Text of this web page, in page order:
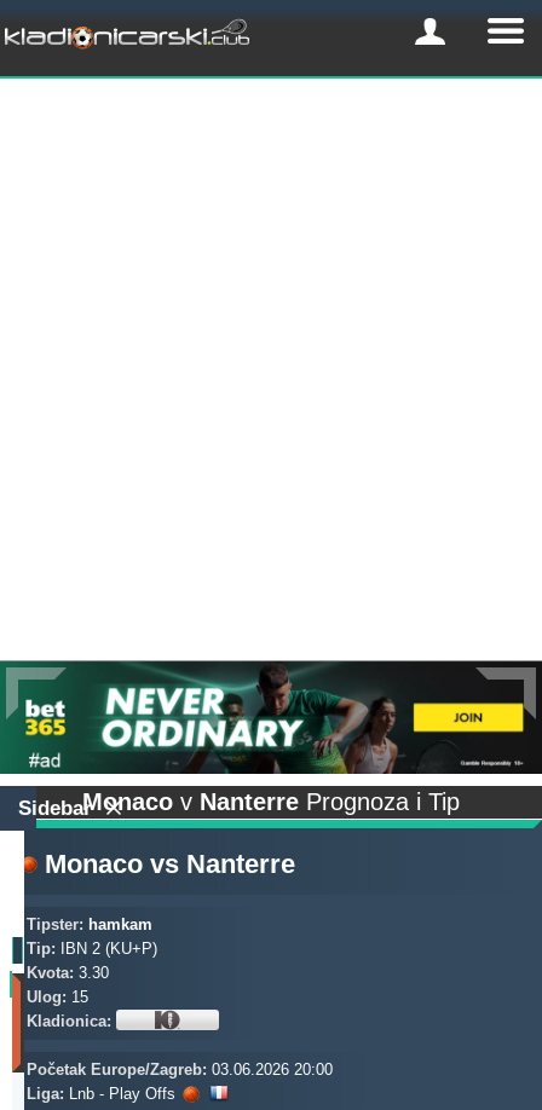
Monaco v Nanterre Prognoza i Tip
Monaco vs Nanterre
Tipster: hamkam
Tip:
IBN 2 (KU+P)
Kvota: 3.30
Ulog: 15
Kladionica:
Početak Europe/Zagreb: 03.06.2026 20:00
Liga: Lnb - Play Offs
Sidebar
Profit
(Zadnjih
30
Updated: